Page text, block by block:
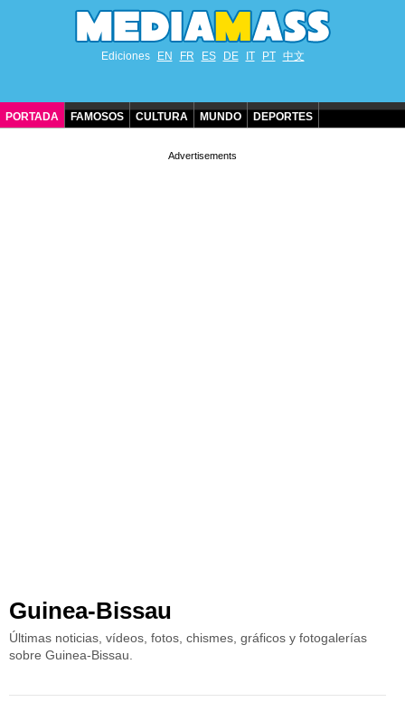
Ediciones EN FR ES DE IT PT 中文
PORTADA FAMOSOS CULTURA MUNDO DEPORTES
Guinea-Bissau
Últimas noticias, vídeos, fotos, chismes, gráficos y fotogalerías
sobre Guinea-Bissau.